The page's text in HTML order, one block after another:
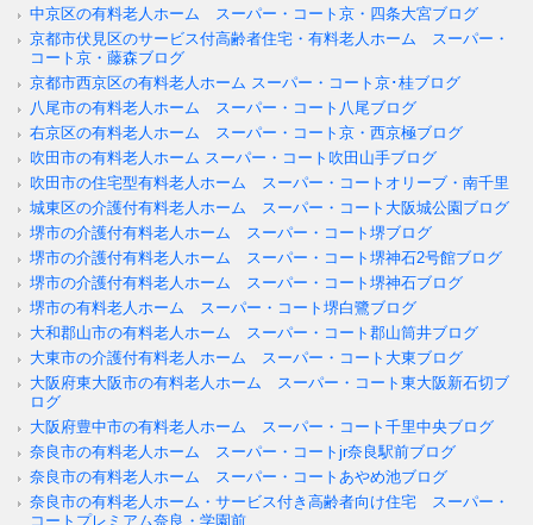
中京区の有料老人ホーム スーパー・コート京・四条大宮ブログ
京都市伏見区のサービス付高齢者住宅・有料老人ホーム スーパー・
コート京・藤森ブログ
京都市西京区の有料老人ホーム スーパー・コート京･桂ブログ
八尾市の有料老人ホーム スーパー・コート八尾ブログ
右京区の有料老人ホーム スーパー・コート京・西京極ブログ
吹田市の有料老人ホーム スーパー・コート吹田山手ブログ
吹田市の住宅型有料老人ホーム スーパー・コートオリーブ・南千里
城東区の介護付有料老人ホーム スーパー・コート大阪城公園ブログ
堺市の介護付有料老人ホーム スーパー・コート堺ブログ
堺市の介護付有料老人ホーム スーパー・コート堺神石2号館ブログ
堺市の介護付有料老人ホーム スーパー・コート堺神石ブログ
堺市の有料老人ホーム スーパー・コート堺白鷺ブログ
大和郡山市の有料老人ホーム スーパー・コート郡山筒井ブログ
大東市の介護付有料老人ホーム スーパー・コート大東ブログ
大阪府東大阪市の有料老人ホーム スーパー・コート東大阪新石切ブ
ログ
大阪府豊中市の有料老人ホーム スーパー・コート千里中央ブログ
奈良市の有料老人ホーム スーパー・コートjr奈良駅前ブログ
奈良市の有料老人ホーム スーパー・コートあやめ池ブログ
奈良市の有料老人ホーム・サービス付き高齢者向け住宅 スーパー・
コートプレミアム奈良・学園前